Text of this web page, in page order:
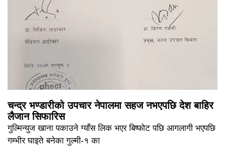
चन्द्र भण्डारीको उपचार नेपालमा सहज नभएपछि देश बाहिर
लैजान सिफारिस
गुल्मिन्युज खाना पकाउने ग्याँस लिक भएर बिष्फोट पछि आगलागी भएपछि
गम्भीर घाइते बनेका गुल्मी-१ का